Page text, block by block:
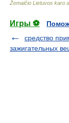
Žemaičio Lietuvos karo
Игры ⚽
средство
зажигательных